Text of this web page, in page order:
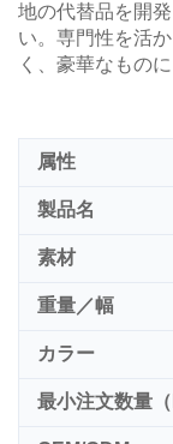
地の代替品を開
い。専門性を活
く、豪華なものに
属性
製品名
素材
重量／幅
カラー
最小注文数量（